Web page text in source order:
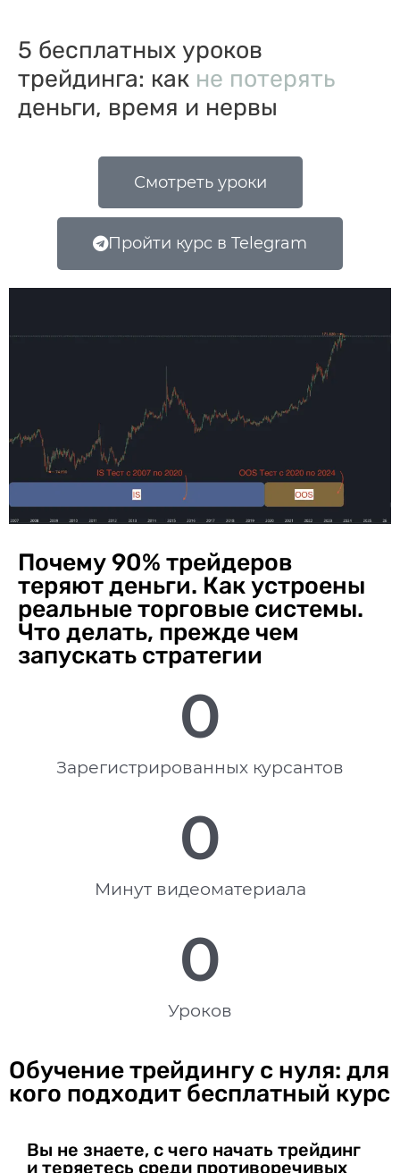
5 бесплатных уроков
трейдинга: как не потерять
деньги, время и нервы
Смотреть уроки
Пройти курс в Telegram
Почему 90% трейдеров
теряют деньги. Как устроены
реальные торговые системы.
Что делать, прежде чем
запускать стратегии
Зарегистрированных курсантов
0
Минут видеоматериала
0
Уроков
0
Обучение трейдингу с нуля: для
кого подходит бесплатный курс
Вы не знаете, с чего начать трейдинг
и теряетесь среди противоречивых